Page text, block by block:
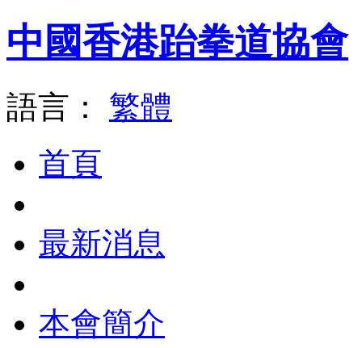
中國香港跆拳道協會
語言： 繁體
首頁
最新消息
本會簡介